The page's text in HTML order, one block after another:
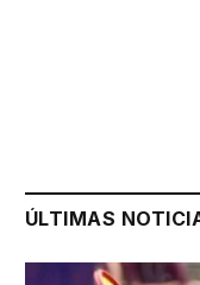
ÚLTIMAS